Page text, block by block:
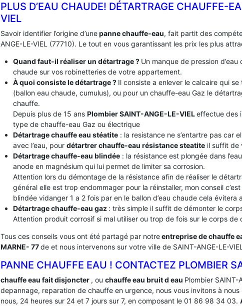
PLUS D’EAU CHAUDE! DÉTARTRAGE CHAUFFE-
VIEL
Savoir identifier l’origine d’unepanne chauffe-eau, fait partit des
ANGE-LE-VIEL (77710). Le tout en vous garantissant les prix les plus
Quand faut-il réaliser un détartrage ? Un manque de pression
chaude sur vos robinetteries de votre appartement.
À quoi consiste le détartrage ? Il consiste a enlever le calcaire qui
(ballon eau chaude, cumulus), ou pour un chauffe-eau Gaz le
chauffe.
Depuis plus de 15 ans Plombier SAINT-ANGE-LE-VIELeffectue des
type de chauffe-eau Gaz ou électrique
Détartrage chauffe eau stéatite: la resistance ne s’entartre pas car
avec l’eau, pour détartrer chauffe-eau résistance steatiteil suffit de
Détartrage chauffe-eau blindée: la résistance est plongée dans
anode en magnésium qui lui permet de limiter sa corrosion.
Attention lors du démontage de la résistance afin de réaliser le
général elle est trop endommager pour la réinstaller, mon conseil
blindée vidanger 1 a 2 fois par en le ballon d’eau chaude cela évitera
Détartrage chauffe-eau gaz : très simple il suffit de démonter le
Attention produit corrosif si mal utiliser ou trop de fois sur le corps
Tous ces conseils vous ont été partagé par notreentreprise de chauffe
MARNE- 77de et nous intervenons sur votre ville de SAINT-ANGE-LE-
PANNE CHAUFFE EAU ! CONTACTEZ PLOMBIER
chauffe eau fait disjoncter , ou chauffe eau bruit d eau Plombier SAINT-
depannage, reparation de chauffe en urgence, nous vous invitons à
nous, 24 heures sur 24 et 7 jours sur 7, en composant le 01 86 98 34 03.